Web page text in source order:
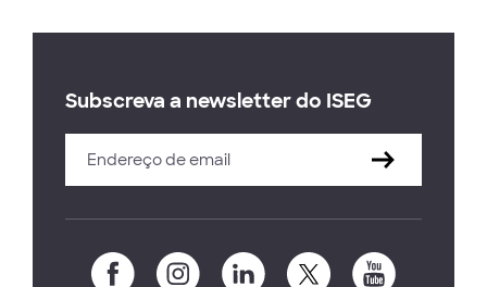
Subscreva a newsletter do ISEG